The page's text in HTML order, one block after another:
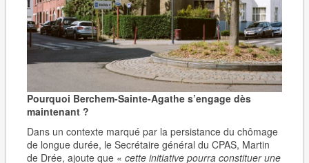
Pourquoi Berchem-Sainte-Agathe s’engage dès
maintenant ?
Dans un contexte marqué par la persistance du chômage
de longue durée, le Secrétaire général du CPAS, Martin
de Drée, ajoute que « cette initiative pourra constituer une